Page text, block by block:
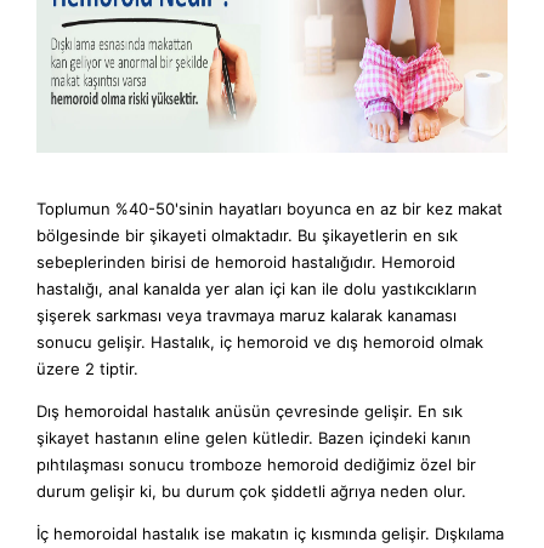
İLETİŞİM
REKTUM KANSERİ
TR
EN
AR
UZMANLIKLAR
VİDEOLAR
ÜYELERE ÖZEL
ÜYELERE ÖZEL
HASTA OLGULARI
TIBBİ İKİNCİ GÖRÜŞ
E-RANDEVU
Toplumun %40-50'sinin hayatları boyunca en az bir kez makat
bölgesinde bir şikayeti olmaktadır. Bu şikayetlerin en sık
sebeplerinden birisi de hemoroid hastalığıdır. Hemoroid
hastalığı, anal kanalda yer alan içi kan ile dolu yastıkcıkların
şişerek sarkması veya travmaya maruz kalarak kanaması
sonucu gelişir. Hastalık, iç hemoroid ve dış hemoroid olmak
üzere 2 tiptir.
Dış hemoroidal hastalık anüsün çevresinde gelişir. En sık
şikayet hastanın eline gelen kütledir. Bazen içindeki kanın
pıhtılaşması sonucu tromboze hemoroid dediğimiz özel bir
durum gelişir ki, bu durum çok şiddetli ağrıya neden olur.
İç hemoroidal hastalık ise makatın iç kısmında gelişir. Dışkılama